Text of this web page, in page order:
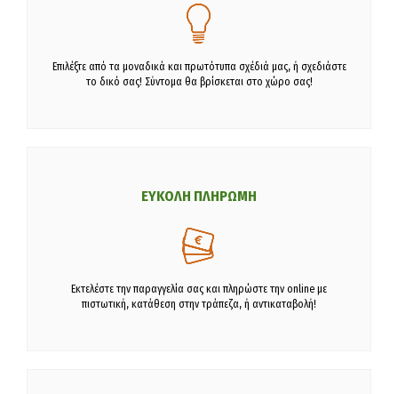
Επιλέξτε από τα μοναδικά και πρωτότυπα σχέδιά μας, ή σχεδιάστε
το δικό σας! Σύντομα θα βρίσκεται στο χώρο σας!
ΕΥΚΟΛΗ ΠΛΗΡΩΜΗ
Εκτελέστε την παραγγελία σας και πληρώστε την online με
πιστωτική, κατάθεση στην τράπεζα, ή αντικαταβολή!